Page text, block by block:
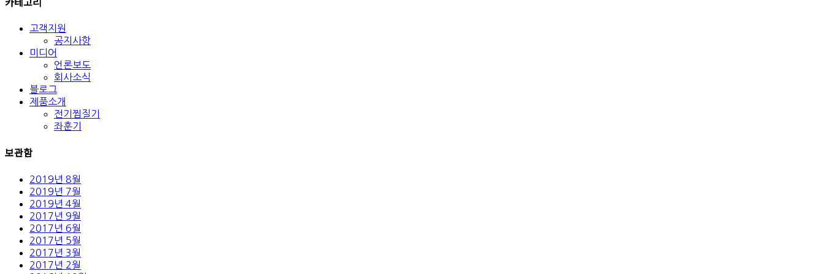
고객지원
공지사항
미디어
언론보도
회사소식
블로그
제품소개
전기찜질기
좌훈기
보관함
2019년 8월
2019년 7월
2019년 4월
2017년 9월
2017년 6월
2017년 5월
2017년 3월
2017년 2월